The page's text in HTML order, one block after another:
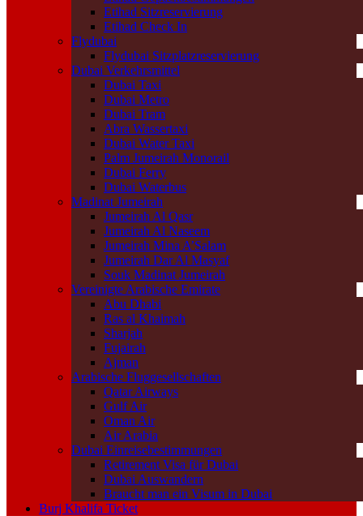
Etihad Sitzreservierung
Etihad Check In
Flydubai
Flydubai Sitzplatzreservierung
Dubai Verkehrsmittel
Dubai Taxi
Dubai Metro
Dubai Tram
Abra Wassertaxi
Dubai Water Taxi
Palm Jumeirah Monorail
Dubai Ferry
Dubai Waterbus
Madinat Jumeirah
Jumeirah Al Qasr
Jumeirah Al Naseem
Jumeirah Mina A’Salam
Jumeirah Dar Al Masyaf
Souk Madinat Jumeirah
Vereinigte Arabische Emirate
Abu Dhabi
Ras al Khaimah
Sharjah
Fujairah
Ajman
Arabische Fluggesellschaften
Qatar Airways
Gulf Air
Oman Air
Air Arabia
Dubai Einreisebestimmungen
Retirement Visa für Dubai
Dubai Auswandern
Braucht man ein Visum in Dubai
Burj Khalifa Ticket